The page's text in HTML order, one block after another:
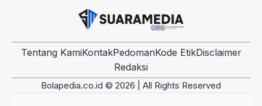
Tentang KamiKontakPedomanKode EtikDisclaimer
Redaksi
Bolapedia.co.id © 2026 | All Rights Reserved